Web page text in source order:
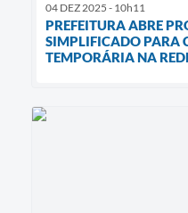
04 DEZ 2025 - 10h11
PREFEITURA ABRE
SIMPLIFICADO PARA
TEMPORÁRIA NA